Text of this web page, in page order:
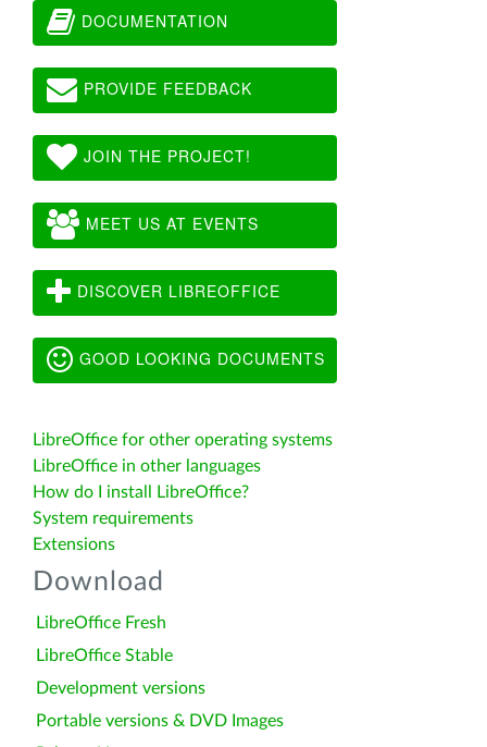
DOCUMENTATION
PROVIDE FEEDBACK
JOIN THE PROJECT!
MEET US AT EVENTS
DISCOVER LIBREOFFICE
GOOD LOOKING DOCUMENTS
LibreOffice for other operating systems
LibreOffice in other languages
How do I install LibreOffice?
System requirements
Extensions
Download
LibreOffice Fresh
LibreOffice Stable
Development versions
Portable versions & DVD Images